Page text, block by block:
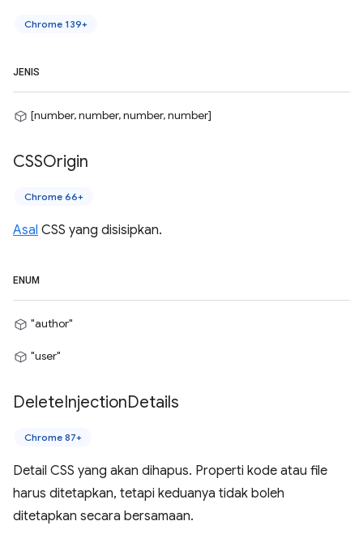
Chrome 139+
JENIS
[number, number, number, number]
CSSOrigin
Chrome 66+
Asal CSS yang disisipkan.
ENUM
"author"
"user"
DeleteInjectionDetails
Chrome 87+
Detail CSS yang akan dihapus. Properti kode atau file
harus ditetapkan, tetapi keduanya tidak boleh
ditetapkan secara bersamaan.